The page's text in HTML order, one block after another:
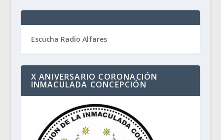
Escucha Radio Alfares
X ANIVERSARIO CORONACIÓN
INMACULADA CONCEPCIÓN